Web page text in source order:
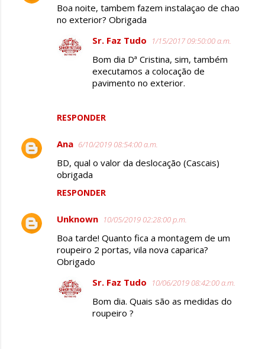
Boa noite, tambem fazem instalaçao de chao
no exterior? Obrigada
RESPONDER
Sr. Faz Tudo 1/15/2017 09:50:00 a.m.
Bom dia Dª Cristina, sim, também
executamos a colocação de
pavimento no exterior.
Ana 6/10/2019 08:54:00 a.m.
BD, qual o valor da deslocação (Cascais)
obrigada
RESPONDER
Unknown 10/05/2019 02:28:00 p.m.
Boa tarde! Quanto fica a montagem de um
roupeiro 2 portas, vila nova caparica?
Obrigado
Sr. Faz Tudo 10/06/2019 08:42:00 a.m.
Bom dia. Quais são as medidas do
roupeiro ?